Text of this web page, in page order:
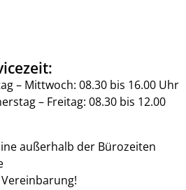
– Mittwoch: 08.30 bis 16.00 Uhr
– Freitag: 08.30 bis 12.00
außerhalb der Bürozeiten